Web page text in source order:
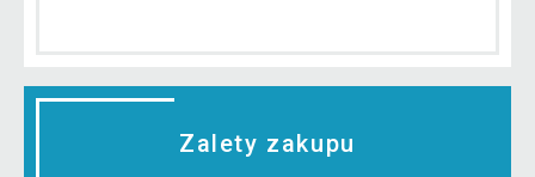
Zalety zakupu